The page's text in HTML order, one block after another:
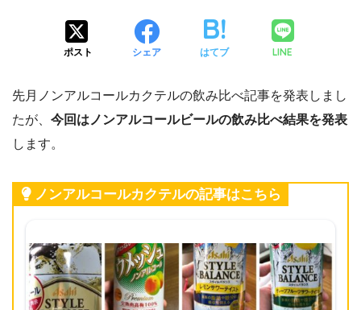
ポスト シェア はてブ LINE
先月ノンアルコールカクテルの飲み比べ記事を発表しまし
たが、 今回はノンアルコールビールの飲み比べ結果を発表
します。
ノンアルコールカクテルの記事はこちら